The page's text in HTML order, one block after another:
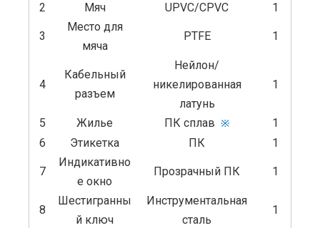
2
Мяч UPVC/CPVC 1
3
Место для
мяча
PTFE 1
4
Кабельный
разъем
Нейлон/
никелированная
латунь
1
5 Жилье ПК сплав ※
1
6
Этикетка ПК 1
7
Индикативно
е окно
Прозрачный ПК 1
8
Шестигранны
й ключ
Инструментальная
сталь
1